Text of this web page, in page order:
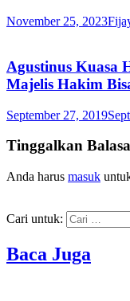
November 25, 2023
Agustinus Kuasa
Majelis Hakim
September 27, 2019
Tinggalkan
Anda harus masuk
Cari untuk:
Baca Juga